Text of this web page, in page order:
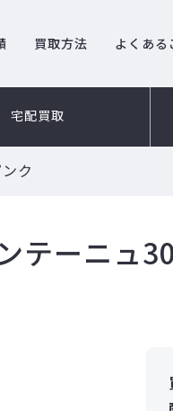
買取方法 よくある
宅配買取
ク
テーニュ